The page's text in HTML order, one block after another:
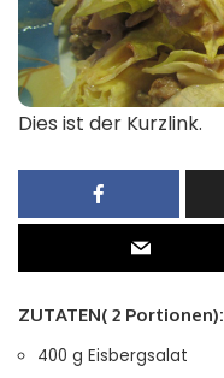
Dies ist der Kurzlink.
ZUTATEN( 2 Portionen):
400 g Eisbergsalat